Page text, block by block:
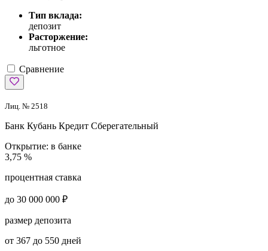
Тип вклада:
депозит
Расторжение:
льготное
Сравнение
Лиц. № 2518
Банк Кубань Кредит Сберегательный
Открытие: в банке
3,75 %
процентная ставка
до 30 000 000 ₽
размер депозита
от 367 до 550 дней